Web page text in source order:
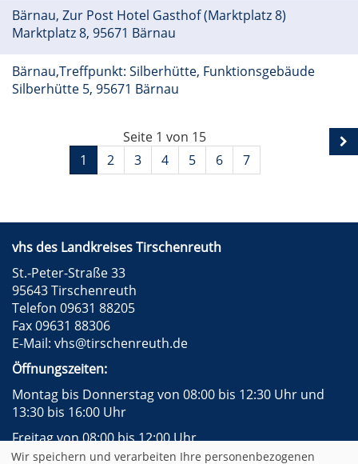
Bärnau, Zur Post Hotel Gasthof (Marktplatz 8)
Marktplatz 8, 95671 Bärnau
Bärnau,Treffpunkt: Silberhütte, Funktionsgebäude
Silberhütte 5, 95671 Bärnau
Seite 1 von 15
1
2 3 4 5 6 7
vhs des Landkreises Tirschenreuth
St.-Peter-Straße 33
95643 Tirschenreuth
Telefon 09631 88205
Fax 09631 88306
E-Mail: vhs@tirschenreuth.de
Öffnungszeiten:
Montag bis Donnerstag von 08:00 bis 12:30 Uhr und
13:30 bis 16:00 Uhr
Freitag von 08:00 bis 12:00 Uhr
Wir speichern und verarbeiten Ihre personenbezogenen